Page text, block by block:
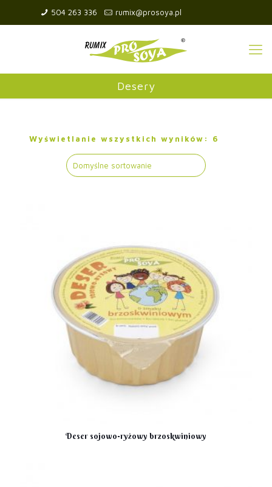
504 263 336 rumix@prosoya.pl
Desery
Wyświetlanie wszystkich wyników: 6
Deser sojowo-ryżowy brzoskwiniowy